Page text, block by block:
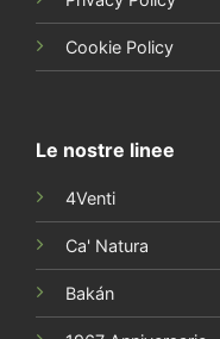
Cookie Policy
Le nostre linee
4Venti
Ca' Natura
Bakán